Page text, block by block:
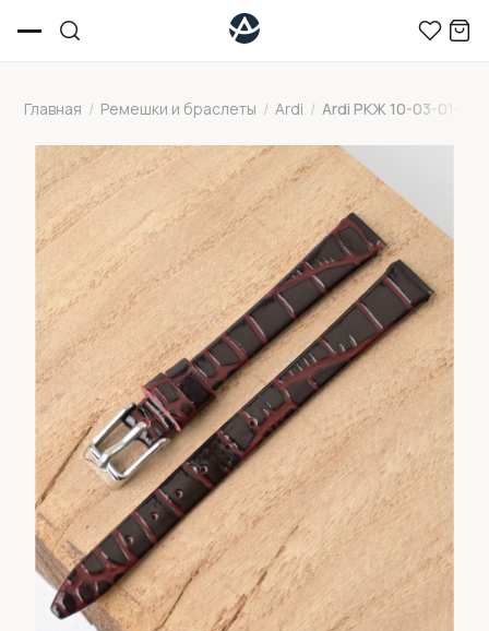
Главная / Ремешки и браслеты / Ardi / Ardi РКЖ 10-03-01-1-6